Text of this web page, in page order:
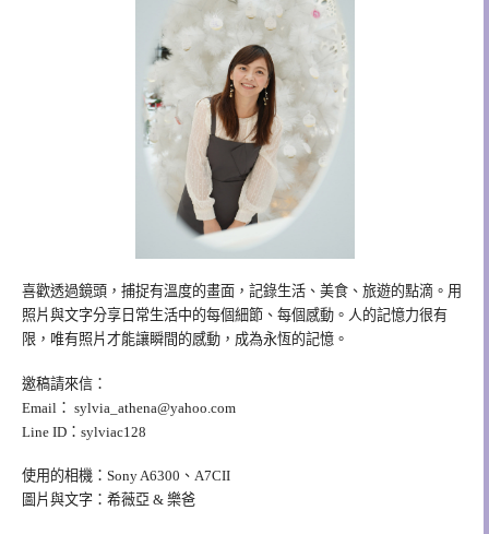
喜歡透過鏡頭，捕捉有溫度的畫面，記錄生活、美食、旅遊的點滴。用
照片與文字分享日常生活中的每個細節、每個感動。人的記憶力很有
限，唯有照片才能讓瞬間的感動，成為永恆的記憶。
邀稿請來信：
Email： sylvia_athena@yahoo.com
Line ID：sylviac128
使用的相機：Sony A6300、A7CII
圖片與文字：希薇亞 & 樂爸